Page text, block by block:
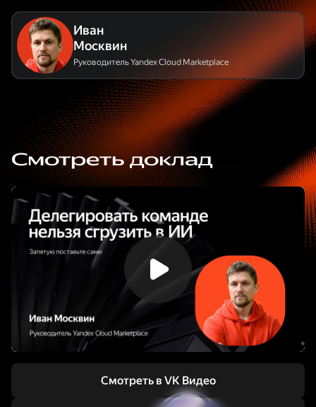
Иван
Москвин
Руководитель Yandex Cloud Marketplace
Смотреть доклад
Смотреть в VK Видео